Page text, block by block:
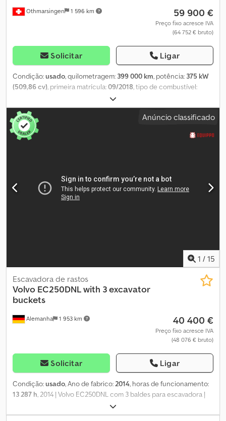
Othmarsingen 1 596 km 59 900 €
Preço fixo acresce IVA
(64 752 € bruto)
Solicitar Ligar
Condição:usado, quilometragem: 399 000 km, potência: 375 kW
(509,86 cv), primeira matrícula:09/2018, tipo de combustível:
, tipo de engrenagem:
classe de emissão:Euro 6, comprimento do espaço de carga:
7 300 mm
2 480 mm, altura do
espaço de carga:
plataforma elevatória traseira
, Plataforma elevatória: ----- VEB+-
Anúncio classificado
1 / 15
Alemanha 1 953 km
Escavadora de rastos
Volvo EC250DNL with 3 excavator
buckets
40 400 €
Preço fixo acresce IVA
(48 076 € bruto)
Solicitar Ligar
Condição:usado, Ano de fabrico:2014, horas de funcionamento:
13 287 h, 2014 | Volvo EC250DNL com 3 baldes para escavadora |
Escavadora de rastos usada | 13.287 horas 📍 Localização:
Alemanha 🚛 Entrega disponível no seu destino – Utilize a nossa